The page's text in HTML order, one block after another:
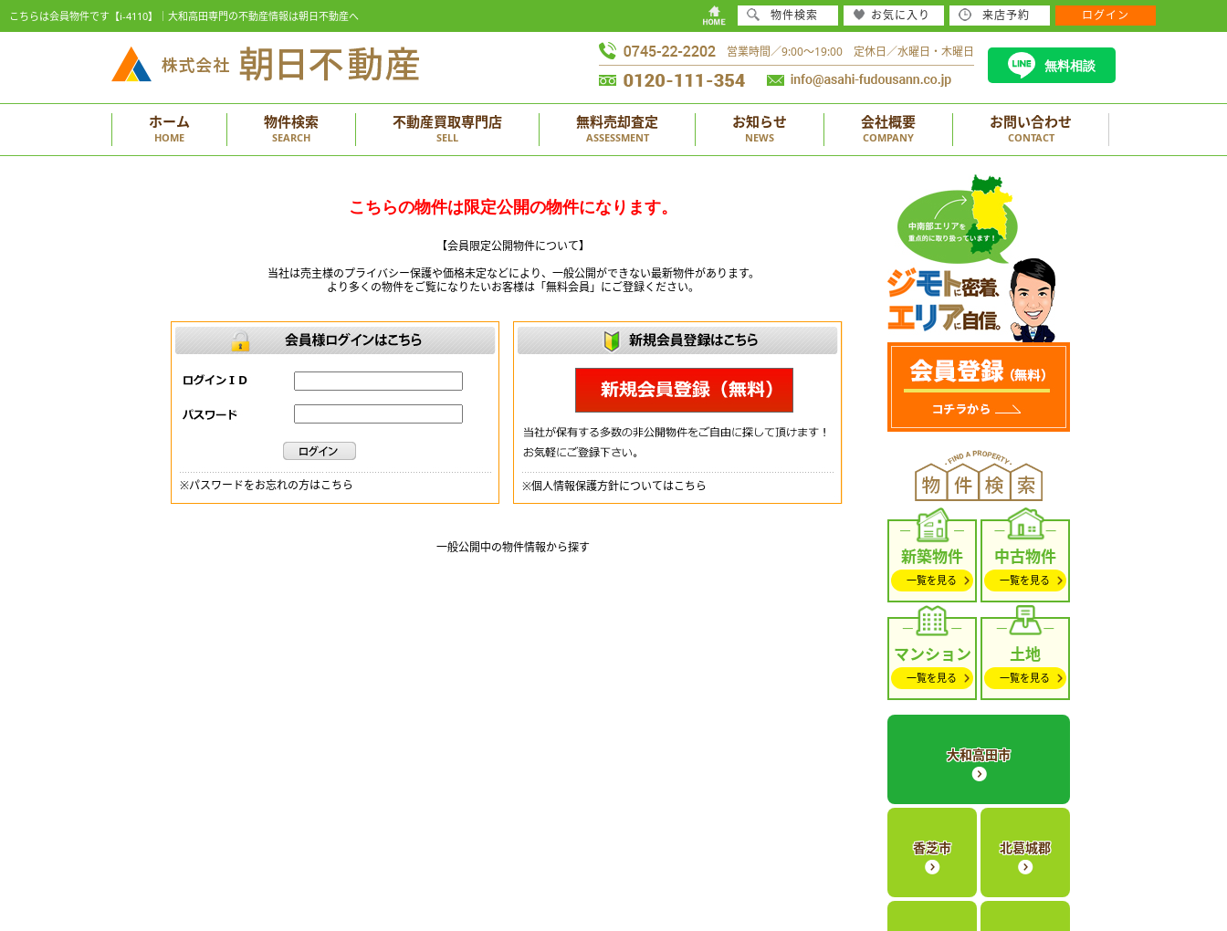
こちらは会員物件です【i-4110】｜大和高田専門の不動産情報は朝日不動産へ
営業時間／9:00～19:00 定休日／水曜日・木曜日
無料相談
ホーム
HOME
物件検索
SEARCH
不動産買取専門店
SELL
無料売却査定
ASSESSMENT
お知らせ
NEWS
会社概要
COMPANY
お問い合わせ
CONTACT
こちらの物件は限定公開の物件になります。
【会員限定公開物件について】
当社は売主様のプライバシー保護や価格未定などにより、一般公開ができない最新物件があります。
より多くの物件をご覧になりたいお客様は「無料会員」にご登録ください。
※パスワードをお忘れの方はこちら ※個人情報保護方針についてはこちら
一般公開中の物件情報から探す 新築物件
一覧を見る
中古物件
一覧を見る
マンション
一覧を見る
土地
一覧を見る
大和高田市
香芝市 北葛城郡
物件検索 お気に入り 来店予約 ログイン